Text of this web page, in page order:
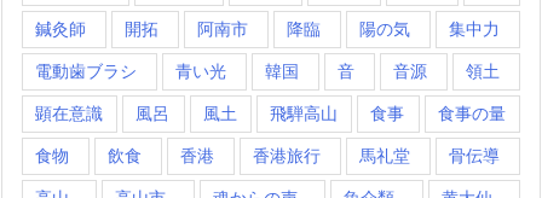
鍼灸師 開拓 阿南市 降臨 陽の気 集中力
電動歯ブラシ 青い光 韓国 音 音源 領土
顕在意識 風呂 風土 飛騨高山 食事 食事の量
食物 飲食 香港 香港旅行 馬礼堂 骨伝導